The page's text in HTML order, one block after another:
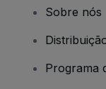
Sobre nós
Programa